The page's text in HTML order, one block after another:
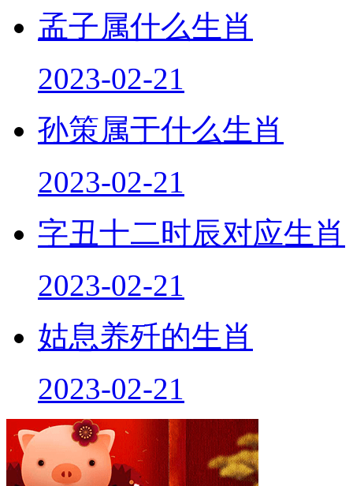
孟子属什么生肖
2023-02-21
孙策属于什么生肖
2023-02-21
字丑十二时辰对应生肖
2023-02-21
姑息养歼的生肖
2023-02-21